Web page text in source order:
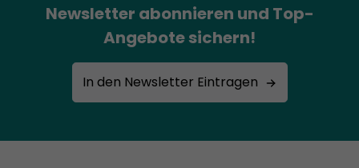
Newsletter abonnieren und Top-
Angebote sichern!
In den Newsletter Eintragen